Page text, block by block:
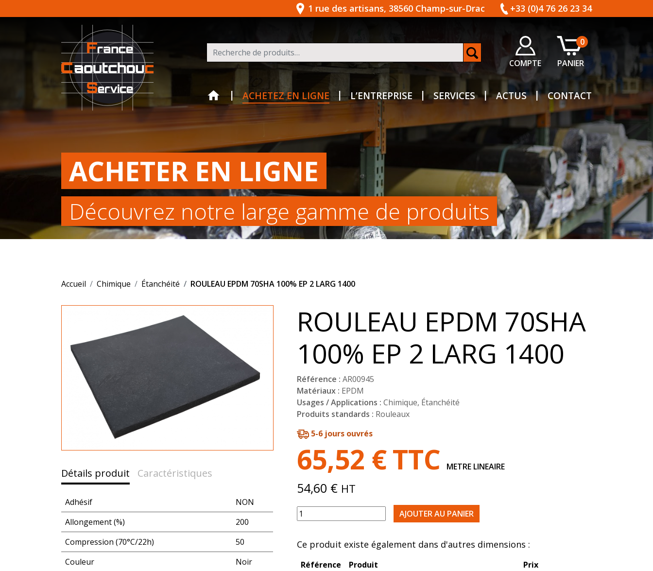
1 rue des artisans, 38560 Champ-sur-Drac +33 (0)4 76 26 23 34
COMPTE
0
PANIER
Recherche pour :
ACHETEZ EN LIGNE L’ENTREPRISE SERVICES ACTUS CONTACT
ACHETER EN LIGNE
Découvrez notre large gamme de produits
Accueil Chimique Étanchéité ROULEAU EPDM 70SHA 100% EP 2 LARG 1400
Détails produit Caractéristiques
Adhésif
NON
Allongement (%)
200
Compression (70°C/22h)
50
Couleur
Noir
ROULEAU EPDM 70SHA
100% EP 2 LARG 1400
Référence : AR00945
Matériaux : EPDM
Usages / Applications : Chimique, Étanchéité
Produits standards : Rouleaux
5-6 jours ouvrés
65,52 €TTC METRE LINEAIRE
54,60 € HT
quantité de ROULEAU EPDM 70SHA 100% EP 2 LARG 1400
AJOUTER AU PANIER
Ce produit existe également dans d'autres dimensions :
Référence Produit
Prix